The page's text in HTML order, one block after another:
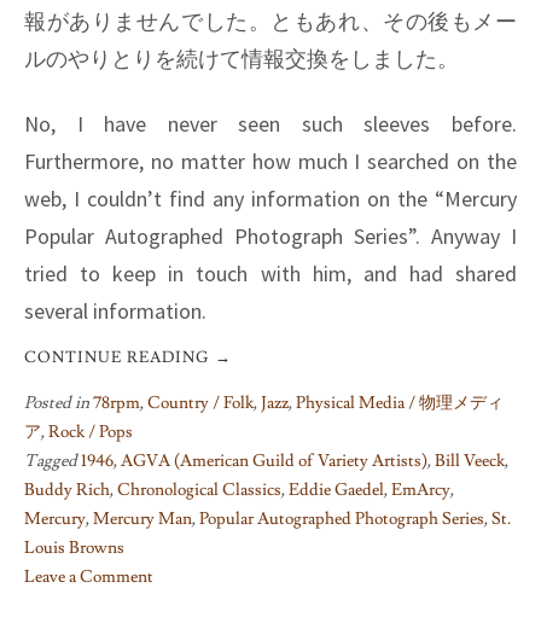
報がありませんでした。ともあれ、その後もメー
ルのやりとりを続けて情報交換をしました。
No, I have never seen such sleeves before.
Furthermore, no matter how much I searched on the
web, I couldn’t find any information on the “Mercury
Popular Autographed Photograph Series”. Anyway I
tried to keep in touch with him, and had shared
several information.
CONTINUE READING →
Posted in78rpm,Country / Folk,Jazz,Physical Media / 物理メディ
ア,Rock / Pops
Tagged1946,AGVA (American Guild of Variety Artists),Bill Veeck,
Buddy Rich,Chronological Classics,Eddie Gaedel,EmArcy,
Mercury,Mercury Man,Popular Autographed Photograph Series,St.
Louis Browns
Leave a Comment